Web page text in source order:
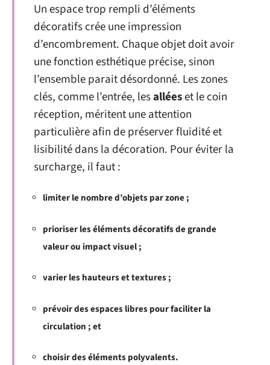
Un espace trop rempli d’éléments
décoratifs crée une impression
d’encombrement. Chaque objet doit avoir
une fonction esthétique précise, sinon
l’ensemble parait désordonné. Les zones
clés, comme l’entrée, lesalléeset le coin
réception, méritent une attention
particulière afin de préserver fluidité et
lisibilité dans la décoration. Pour éviter la
surcharge, il faut :
limiter le nombre d’objets par zone ;
prioriser les éléments décoratifs de grande
valeur ou impact visuel ;
varier les hauteurs et textures ;
prévoir des espaces libres pour faciliter la
circulation ; et
choisir des éléments polyvalents.